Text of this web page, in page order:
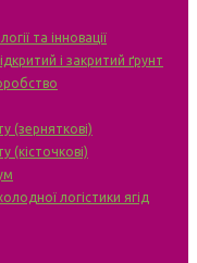
та інновації
і закритий ґрунт
(зерняткові)
(кісточкові)
логістики ягід